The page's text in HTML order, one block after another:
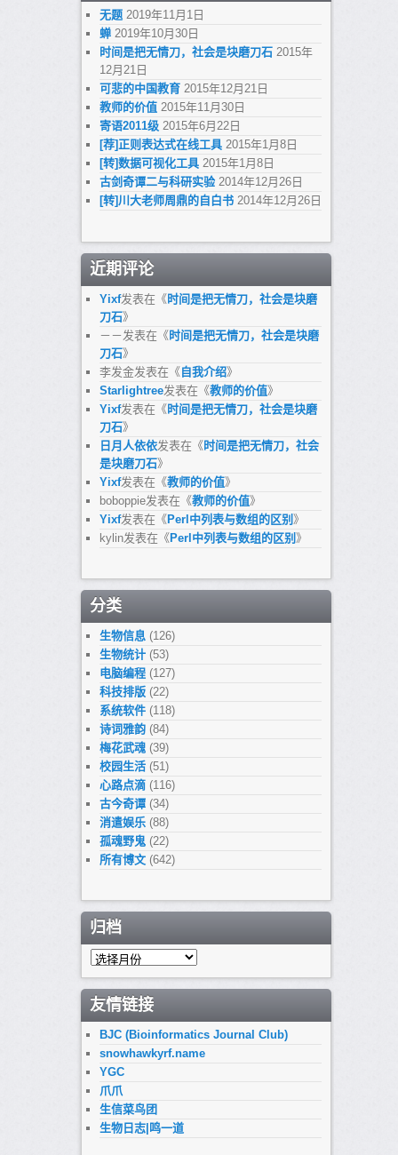
无题 2019年11月1日
蝉 2019年10月30日
时间是把无情刀，社会是块磨刀石 2015年
12月21日
可悲的中国教育 2015年12月21日
教师的价值 2015年11月30日
寄语2011级 2015年6月22日
[荐]正则表达式在线工具 2015年1月8日
[转]数据可视化工具 2015年1月8日
古剑奇谭二与科研实验 2014年12月26日
[转]川大老师周鼎的自白书 2014年12月26日
近期评论
Yixf发表在《时间是把无情刀，社会是块磨
刀石》
－－发表在《时间是把无情刀，社会是块磨
刀石》
李发金发表在《自我介绍》
Starlightree发表在《教师的价值》
Yixf发表在《时间是把无情刀，社会是块磨
刀石》
日月人依依发表在《时间是把无情刀，社会
是块磨刀石》
Yixf发表在《教师的价值》
boboppie发表在《教师的价值》
Yixf发表在《Perl中列表与数组的区别 》
kylin发表在《Perl中列表与数组的区别 》
分类
生物信息(126)
生物统计(53)
电脑编程(127)
科技排版(22)
系统软件(118)
诗词雅韵(84)
梅花武魂(39)
校园生活(51)
心路点滴(116)
古今奇谭(34)
消遣娱乐(88)
孤魂野鬼(22)
所有博文(642)
归档
归
友情链接
BJC (Bioinformatics Journal Club)
snowhawkyrf.name
YGC
爪爪
生信菜鸟团
生物日志|鸣一道